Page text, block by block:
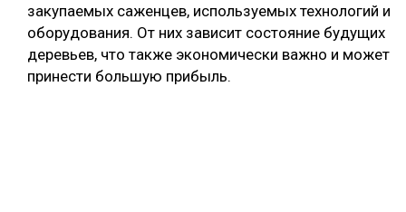
закупаемых саженцев, используемых технологий и
оборудования. От них зависит состояние будущих
деревьев, что также экономически важно и может
принести большую прибыль.